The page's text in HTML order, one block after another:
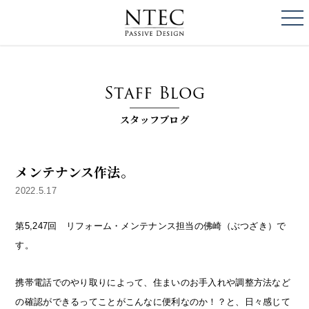
Staff Blog
スタッフブログ
メンテナンス作法。
2022.5.17
第5,247回 リフォーム・メンテナンス担当の佛崎（ぶつざき）で
す。
携帯電話でのやり取りによって、住まいのお手入れや調整方法など
の確認ができるってことがこんなに便利なのか！？と、日々感じて